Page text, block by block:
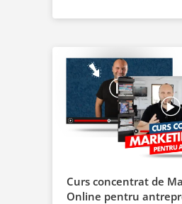
Curs concentrat de
Online pentru